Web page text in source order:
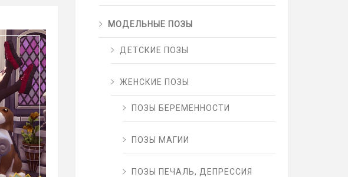
МОДЕЛЬНЫЕ ПОЗЫ
ДЕТСКИЕ ПОЗЫ
ЖЕНСКИЕ ПОЗЫ
ПОЗЫ БЕРЕМЕННОСТИ
ПОЗЫ МАГИИ
ПОЗЫ ПЕЧАЛЬ, ДЕПРЕССИЯ